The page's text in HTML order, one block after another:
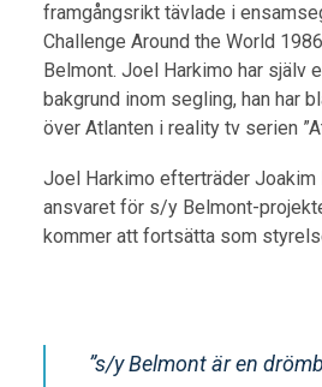
framgångsrikt tävlade i
Challenge Around the World
Belmont. Joel Harkimo har själv
bakgrund inom segling, han har
över Atlanten i reality tv serien
Joel Harkimo efterträder
ansvaret för s/y Belmont-
kommer att fortsätta som
”s/y Belmont är en